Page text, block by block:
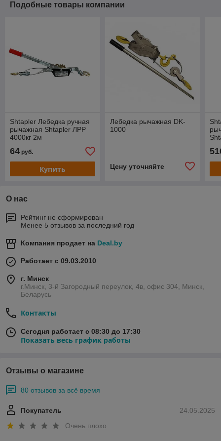
Подобные товары компании
Shtapler Лебедка ручная
рычажная Shtapler ЛРР
4000кг 2м
64 руб.
Купить
Лебедка рычажная DK-
1000
Цену уточняйте
О нас
Рейтинг не сформирован
Менее 5 отзывов за последний год
Компания продает на Deal.by
Работает с 09.03.2010
г. Минск
г.Минск, 3-й Загородный переулок, 4в, офис 304, Минск,
Беларусь
Контакты
Сегодня работает с 08:30 до 17:30
Показать весь график работы
Отзывы о магазине
80 отзывов за всё время
24.05.2025
Покупатель
Очень плохо